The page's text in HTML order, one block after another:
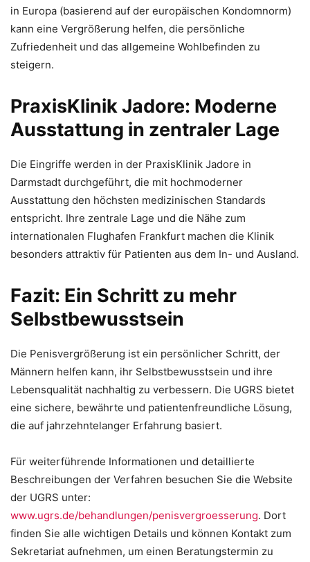
in Europa (basierend auf der europäischen Kondomnorm)
kann eine Vergrößerung helfen, die persönliche
Zufriedenheit und das allgemeine Wohlbefinden zu
steigern.
PraxisKlinik Jadore: Moderne
Ausstattung in zentraler Lage
Die Eingriffe werden in der PraxisKlinik Jadore in
Darmstadt durchgeführt, die mit hochmoderner
Ausstattung den höchsten medizinischen Standards
entspricht. Ihre zentrale Lage und die Nähe zum
internationalen Flughafen Frankfurt machen die Klinik
besonders attraktiv für Patienten aus dem In- und Ausland.
Fazit: Ein Schritt zu mehr
Selbstbewusstsein
Die Penisvergrößerung ist ein persönlicher Schritt, der
Männern helfen kann, ihr Selbstbewusstsein und ihre
Lebensqualität nachhaltig zu verbessern. Die UGRS bietet
eine sichere, bewährte und patientenfreundliche Lösung,
die auf jahrzehntelanger Erfahrung basiert.
Für weiterführende Informationen und detaillierte
Beschreibungen der Verfahren besuchen Sie die Website
der UGRS unter:
www.ugrs.de/behandlungen/penisvergroesserung. Dort
finden Sie alle wichtigen Details und können Kontakt zum
Sekretariat aufnehmen, um einen Beratungstermin zu